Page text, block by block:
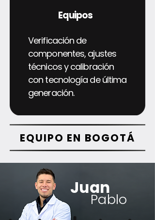
Equipos
Verificación de
componentes, ajustes
técnicos y calibración
con tecnología de última
generación.
EQUIPO EN BOGOTÁ
Pablo
Juan